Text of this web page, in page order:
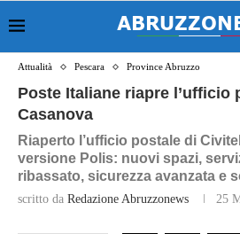
Attualità Pescara Province Abruzzo
Poste Italiane riapre l’ufficio
Casanova
Riaperto l’ufficio postale di
versione Polis: nuovi spazi,
ribassato, sicurezza avanzata e
scritto da Redazione Abruzzonews 25